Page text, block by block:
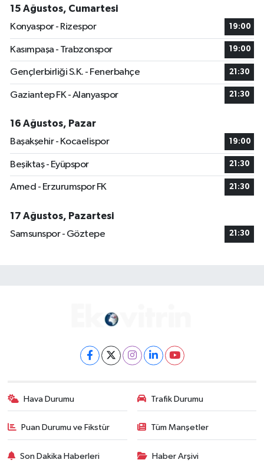
15 Ağustos, Cumartesi
Konyaspor - Rizespor
19:00
Kasımpaşa - Trabzonspor 19:00
Gençlerbirliği S.K. - Fenerbahçe 21:30
Gaziantep FK - Alanyaspor 21:30
16 Ağustos, Pazar
Başakşehir - Kocaelispor
19:00
Beşiktaş - Eyüpspor 21:30
Amed - Erzurumspor FK 21:30
17 Ağustos, Pazartesi
Samsunspor - Göztepe
21:30
Hava Durumu Trafik Durumu
Puan Durumu ve Fikstür Tüm Manşetler
Son Dakika Haberleri Haber Arşivi